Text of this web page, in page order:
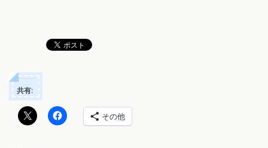
共有:
その他